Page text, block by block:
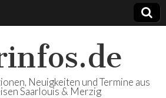
Neuigkeiten und Termine aus
Saarlouis & Merzig